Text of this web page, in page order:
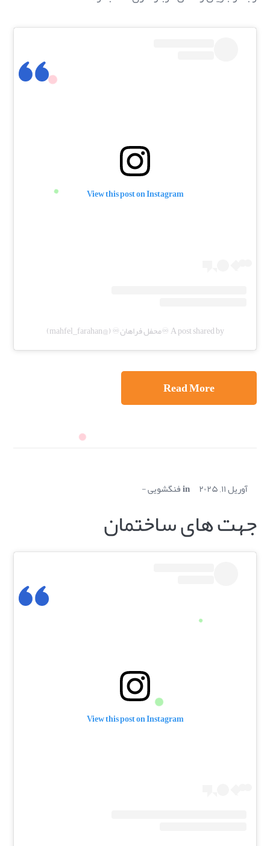
View this post on Instagram
A post shared by ♾️محفل فراهان♾️ (@mahfel_farahan)
Read More
آوریل ۱۱, ۲۰۲۵ inفنگشویی
جهت های ساختمان
View this post on Instagram